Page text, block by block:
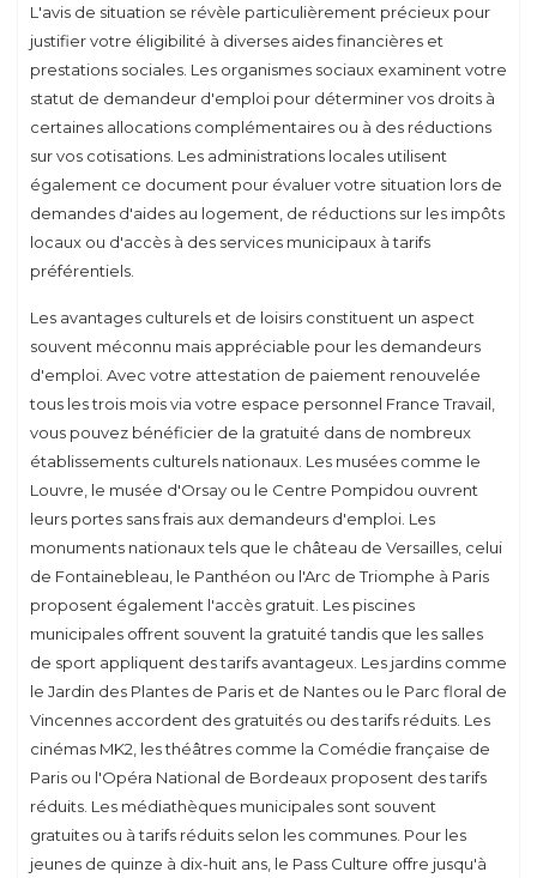
L'avis de situation se révèle particulièrement précieux pour
justifier votre éligibilité à diverses aides financières et
prestations sociales. Les organismes sociaux examinent votre
statut de demandeur d'emploi pour déterminer vos droits à
certaines allocations complémentaires ou à des réductions
sur vos cotisations. Les administrations locales utilisent
également ce document pour évaluer votre situation lors de
demandes d'aides au logement, de réductions sur les impôts
locaux ou d'accès à des services municipaux à tarifs
préférentiels.
Les avantages culturels et de loisirs constituent un aspect
souvent méconnu mais appréciable pour les demandeurs
d'emploi. Avec votre attestation de paiement renouvelée
tous les trois mois via votre espace personnel France Travail,
vous pouvez bénéficier de la gratuité dans de nombreux
établissements culturels nationaux. Les musées comme le
Louvre, le musée d'Orsay ou le Centre Pompidou ouvrent
leurs portes sans frais aux demandeurs d'emploi. Les
monuments nationaux tels que le château de Versailles, celui
de Fontainebleau, le Panthéon ou l'Arc de Triomphe à Paris
proposent également l'accès gratuit. Les piscines
municipales offrent souvent la gratuité tandis que les salles
de sport appliquent des tarifs avantageux. Les jardins comme
le Jardin des Plantes de Paris et de Nantes ou le Parc floral de
Vincennes accordent des gratuités ou des tarifs réduits. Les
cinémas MK2, les théâtres comme la Comédie française de
Paris ou l'Opéra National de Bordeaux proposent des tarifs
réduits. Les médiathèques municipales sont souvent
gratuites ou à tarifs réduits selon les communes. Pour les
jeunes de quinze à dix-huit ans, le Pass Culture offre jusqu'à